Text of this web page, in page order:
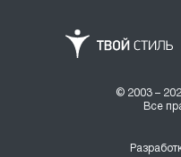
© 2003 –
Все